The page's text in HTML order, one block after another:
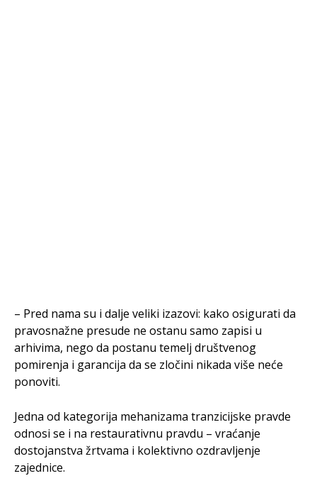
– Pred nama su i dalje veliki izazovi: kako osigurati da
pravosnažne presude ne ostanu samo zapisi u
arhivima, nego da postanu temelj društvenog
pomirenja i garancija da se zločini nikada više neće
ponoviti.
Jedna od kategorija mehanizama tranzicijske pravde
odnosi se i na restaurativnu pravdu – vraćanje
dostojanstva žrtvama i kolektivno ozdravljenje
zajednice.